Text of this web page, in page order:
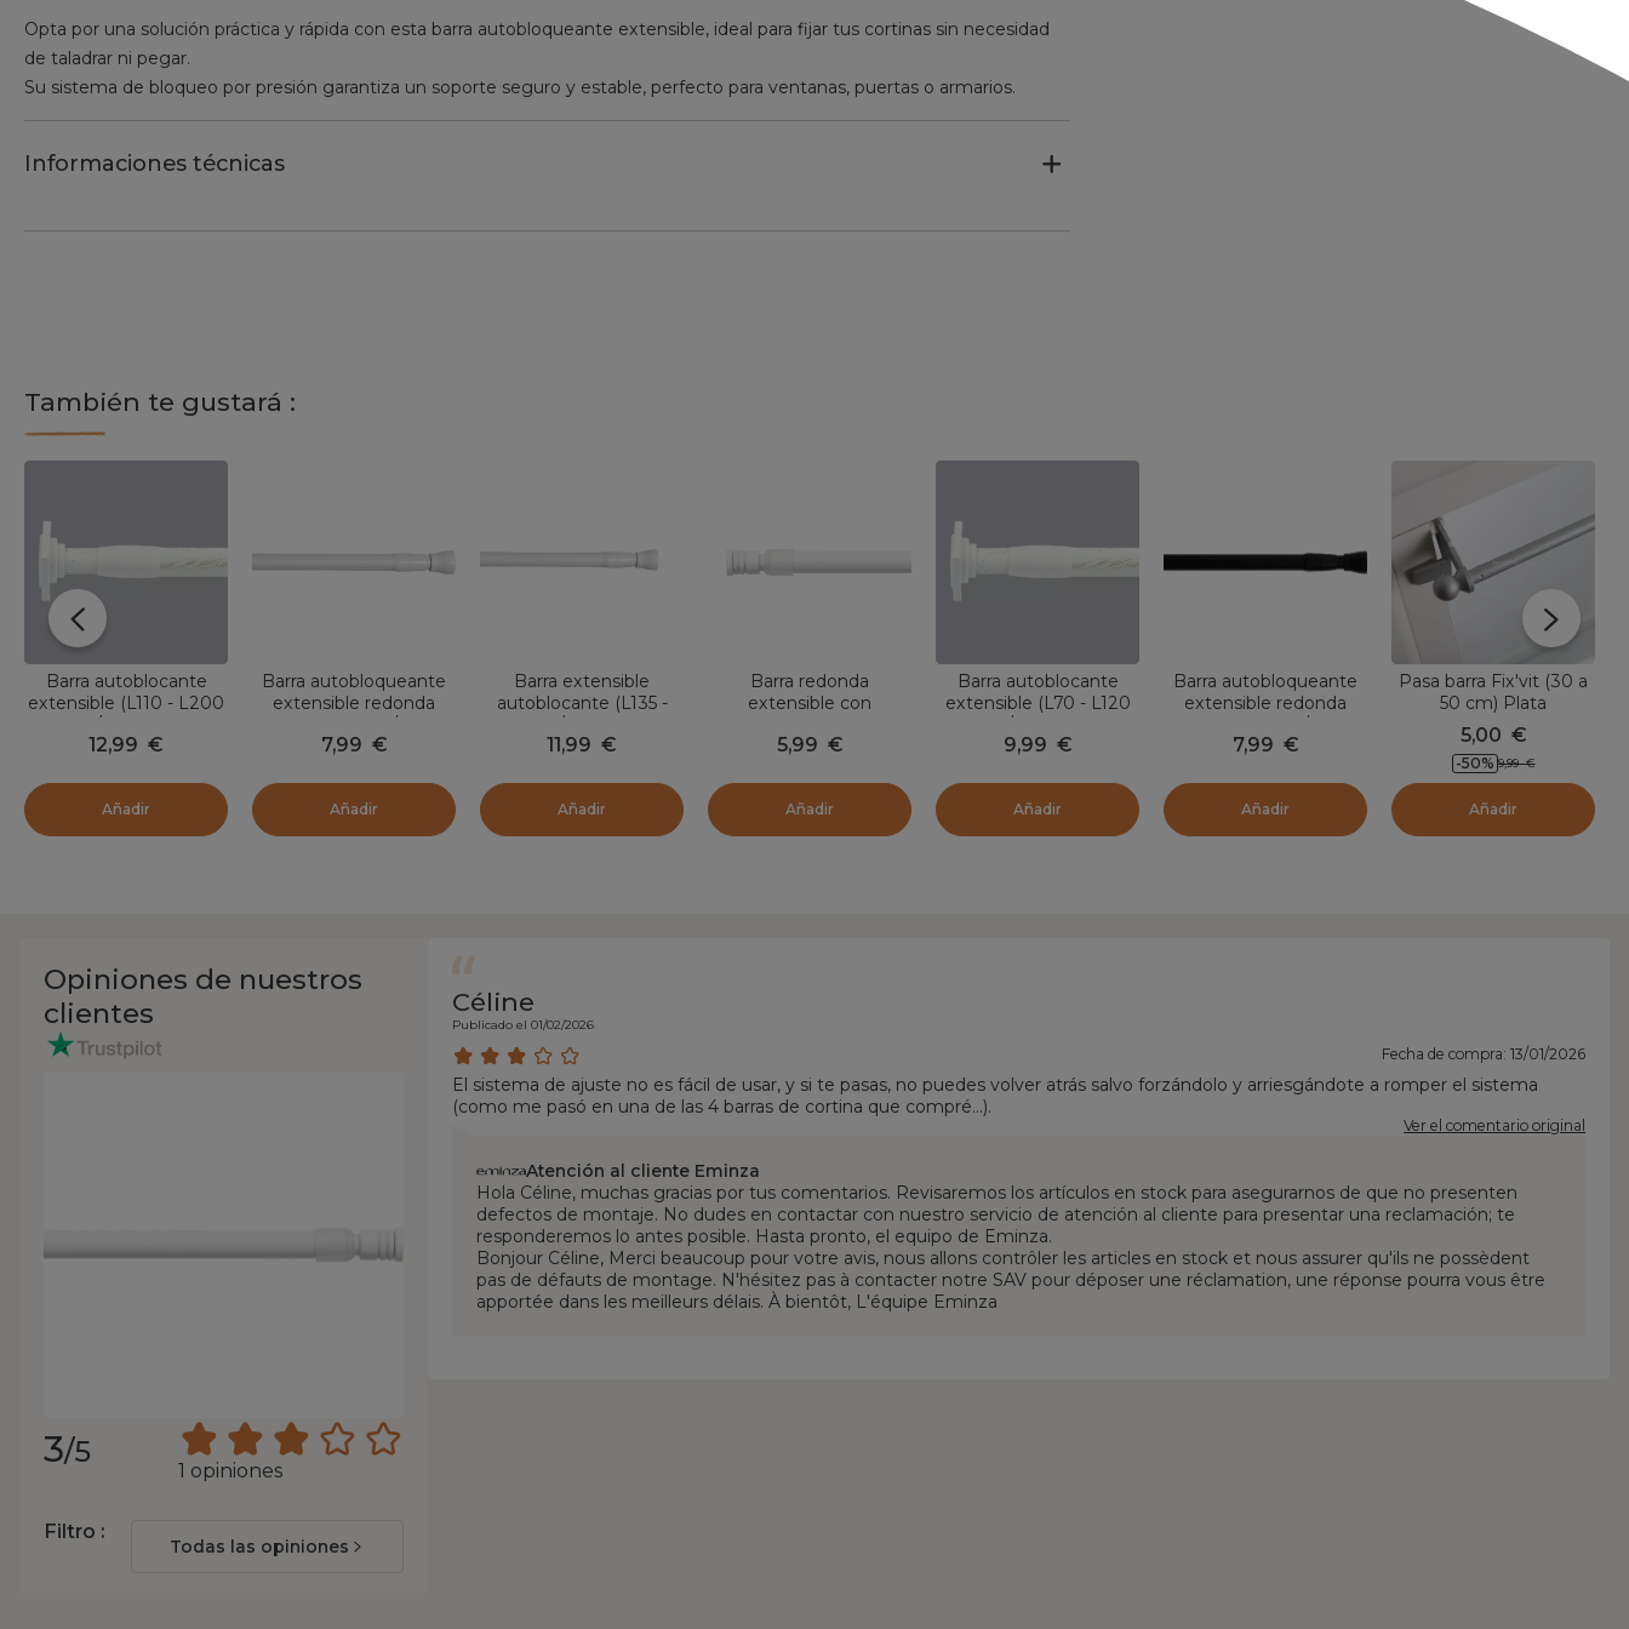
Opta por una solución práctica y rápida con esta barra autobloqueante extensible, ideal para fijar tus cortinas sin necesidad
de taladrar ni pegar.
Su sistema de bloqueo por presión garantiza un soporte seguro y estable, perfecto para ventanas, puertas o armarios.
Informaciones técnicas
También te gustará :
Barra autoblocante
extensible (L110 - L200
cm / D22 mm)
Cuadrado Blanco
12,99 €
Añadir
Barra autobloqueante
extensible redonda
(L70 - 120 cm / D22
mm) Presión Blanco
7,99 €
Añadir
Barra extensible
autoblocante (L135 -
L250 / D22 mm)
Presión Blanco satinado
11,99 €
Añadir
Barra redonda
extensible con
cm / D10 mm) Pia
5,99 €
Añadir
Barra autoblocante
extensible (L70 - L120
cm / D22 mm)
Cuadrado Blanco
9,99 €
Añadir
Barra autobloqueante
extensible redonda
(L70 - 120 cm / D22
mm) Presión Negro
7,99 €
Añadir
Pasa barra Fix'vit (30 a
50 cm) Plata
5,00 €
-50% 9,99 €
Añadir
Opiniones de nuestros
clientes
3/5
1 opiniones
Filtro :
Todas las opiniones
Céline
Publicado el 01/02/2026
Fecha de compra: 13/01/2026
El sistema de ajuste no es fácil de usar, y si te pasas, no puedes volver atrás salvo forzándolo y arriesgándote a romper el sistema
(como me pasó en una de las 4 barras de cortina que compré...).
Ver el comentario original
Atención al cliente Eminza
Hola Céline, muchas gracias por tus comentarios. Revisaremos los artículos en stock para asegurarnos de que no presenten
defectos de montaje. No dudes en contactar con nuestro servicio de atención al cliente para presentar una reclamación; te
responderemos lo antes posible. Hasta pronto, el equipo de Eminza.
Bonjour Céline, Merci beaucoup pour votre avis, nous allons contrôler les articles en stock et nous assurer qu'ils ne possèdent
pas de défauts de montage. N'hésitez pas à contacter notre SAV pour déposer une réclamation, une réponse pourra vous être
apportée dans les meilleurs délais. À bientôt, L'équipe Eminza